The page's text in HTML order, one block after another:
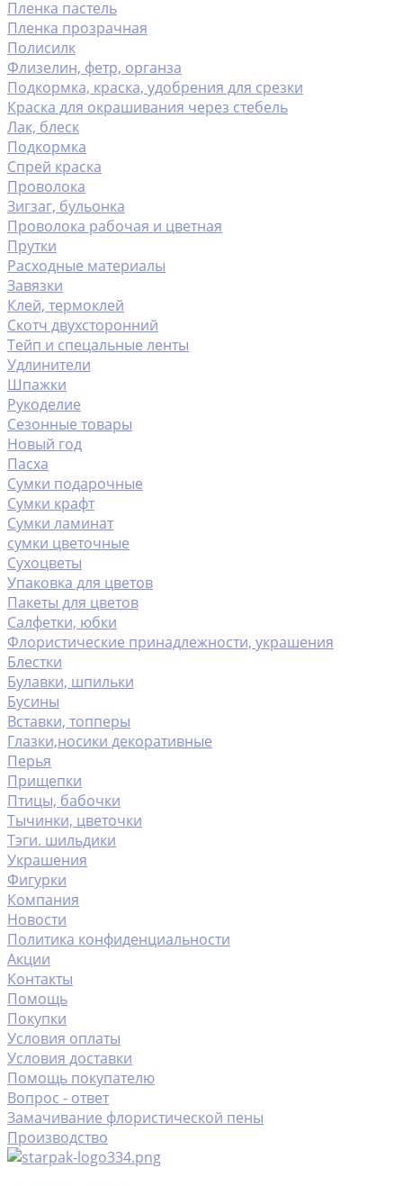
Пленка пастель
Пленка прозрачная
Полисилк
Флизелин, фетр, органза
Подкормка, краска, удобрения для срезки
Краска для окрашивания через стебель
Лак, блеск
Подкормка
Спрей краска
Проволока
Зигзаг, бульонка
Проволока рабочая и цветная
Прутки
Расходные материалы
Завязки
Клей, термоклей
Скотч двухсторонний
Тейп и спецальные ленты
Удлинители
Шпажки
Рукоделие
Сезонные товары
Новый год
Пасха
Сумки подарочные
Сумки крафт
Сумки ламинат
сумки цветочные
Сухоцветы
Упаковка для цветов
Пакеты для цветов
Салфетки, юбки
Флористические принадлежности, украшения
Блестки
Булавки, шпильки
Бусины
Вставки, топперы
Глазки,носики декоративные
Перья
Прищепки
Птицы, бабочки
Тычинки, цветочки
Тэги. шильдики
Украшения
Фигурки
Компания
Новости
Политика конфиденциальности
Акции
Контакты
Помощь
Покупки
Условия оплаты
Условия доставки
Помощь покупателю
Вопрос - ответ
Замачивание флористической пены
Производство